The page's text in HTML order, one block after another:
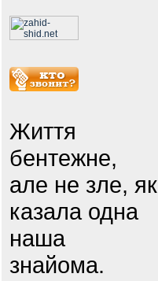
Життя
бентежне,
але не зле, як
казала одна
наша
знайома.